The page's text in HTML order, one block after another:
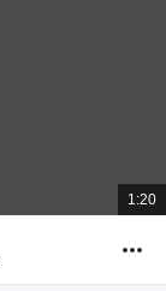
總
共
1:20